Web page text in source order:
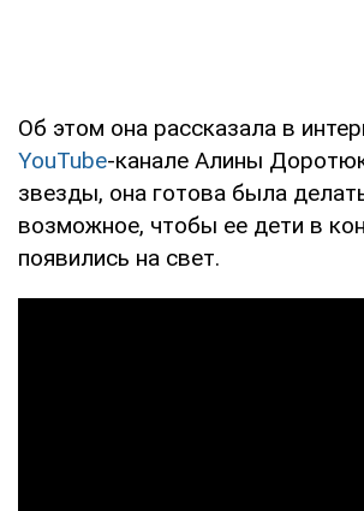
Об этом она рассказала в
YouTube-канале Алины
звезды, она готова была
возможное, чтобы ее дети в
появились на свет.